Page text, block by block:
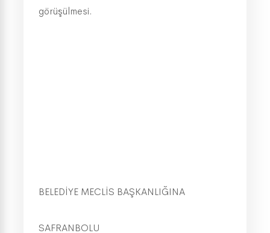
görüşülmesi.
BELEDİYE MECLİS BAŞKANLIĞINA
SAFRANBOLU